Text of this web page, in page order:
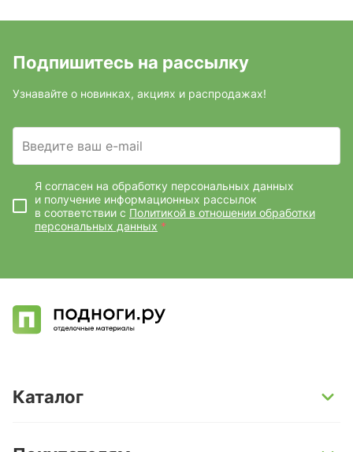
Подпишитесь на рассылку
Узнавайте о новинках, акциях и распродажах!
Введите ваш e-mail
Я согласен на обработку персональных данных
и получение информационных рассылок
в соответствии с Политикой в отношении обработки
персональных данных *
Каталог